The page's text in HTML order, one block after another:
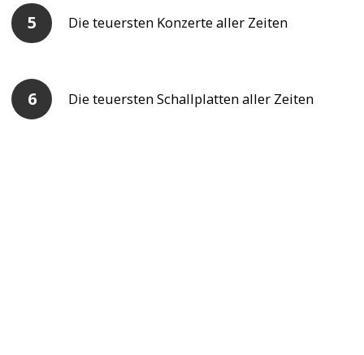
Die teuersten Konzerte aller Zeiten
Die teuersten Schallplatten aller Zeiten